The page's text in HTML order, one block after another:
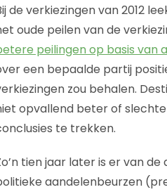
de verkiezingen van 2012
oude peilen van de
peilingen op basis van
een bepaalde partij
zou behalen.
opvallend beter of
te trekken.
tien jaar later is er van
aandelenbeurzen